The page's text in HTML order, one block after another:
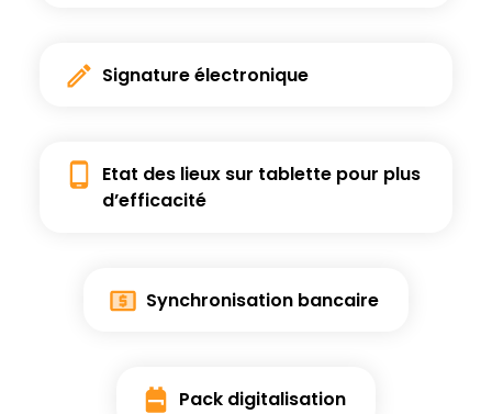
Signatureélectronique
Etat des lieux sur tablette pour plus
d’efficacité
Synchronisation bancaire
Pack digitalisation